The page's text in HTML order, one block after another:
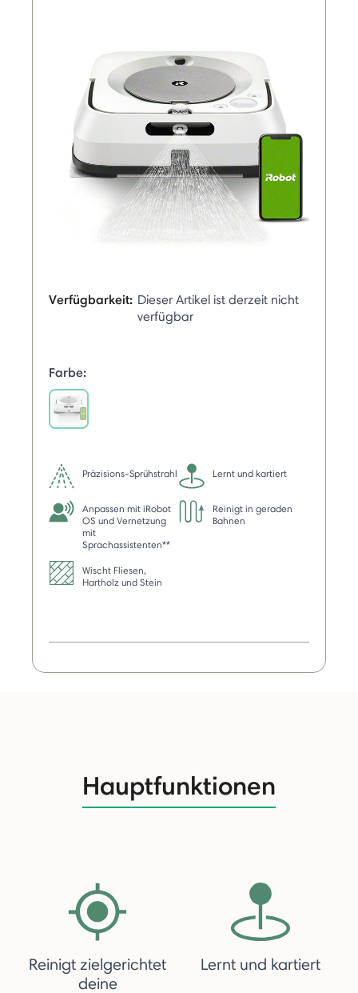
Verfügbarkeit: Dieser Artikel ist derzeit nicht
verfügbar
Farbe:
Präzisions-Sprühstrahl Lernt und kartiert
Anpassen mit iRobot
OS und Vernetzung
mit
Sprachassistenten**
Reinigt in geraden
Bahnen
Wischt Fliesen,
Hartholz und Stein
Hauptfunktionen
Reinigt zielgerichtet
deine
Lernt und kartiert